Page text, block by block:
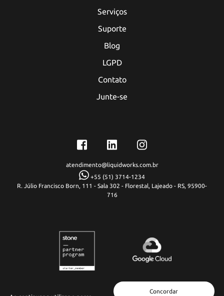
Serviços
Suporte
Blog
LGPD
Contato
Junte-se
atendimento@liquidworks.com.br
+55 (51) 3714-1234
R. Júlio Francisco Born, 111 - Sala 302 - Florestal, Lajeado - RS, 95900-
716
Concordar